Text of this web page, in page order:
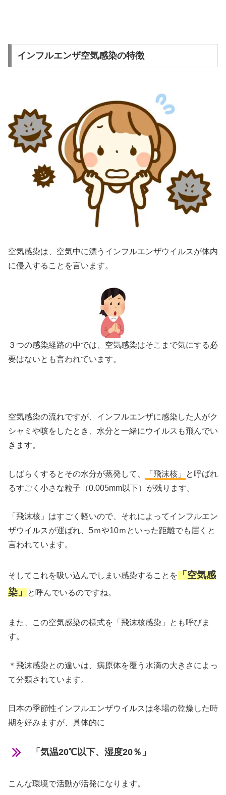
インフルエンザ空気感染の特徴
空気感染は、空気中に漂うインフルエンザウイルスが体内
に侵入することを言います。
３つの感染経路の中では、空気感染はそこまで気にする必
要はないとも言われています。
空気感染の流れですが、インフルエンザに感染した人がク
シャミや咳をしたとき、水分と一緒にウイルスも飛んでい
きます。
しばらくするとその水分が蒸発して、 「飛沫核」
と呼ばれ
るすごく小さな粒子（0.005mm以下）が残ります。
「飛沫核」はすごく軽いので、それによってインフルエン
ザウイルスが運ばれ、5ｍや10ｍといった距離でも届くと
言われています。
そしてこれを吸い込んでしまい感染することを
「空気感
染」
と呼んでいるのですね。
また、この空気感染の様式を「飛沫核感染」とも呼びま
す。
＊飛沫感染との違いは、病原体を覆う水滴の大きさによっ
て分類されています。
日本の季節性インフルエンザウイルスは冬場の乾燥した時
期を好みますが、具体的に
「気温20℃以下、湿度20％」
こんな環境で活動が活発になります。